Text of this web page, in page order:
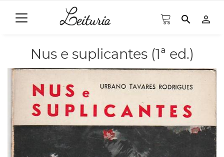
search person_outline
Nus e suplicantes (1ª ed.)